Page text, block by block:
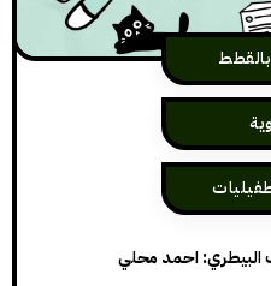
بالقطط
البيطري: احمد محلي